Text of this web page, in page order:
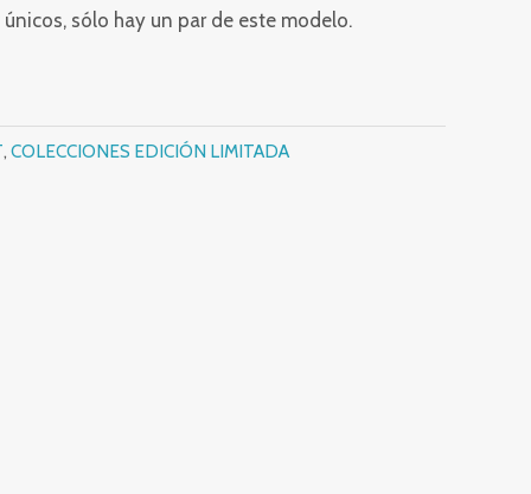
sólo hay un par de este modelo.
, COLECCIONES EDICIÓN LIMITADA